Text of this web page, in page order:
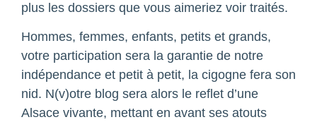
plus les dossiers que vous aimeriez voir traités.
Hommes, femmes, enfants, petits et grands,
votre participation sera la garantie de notre
indépendance et petit à petit, la cigogne fera son
nid. N(v)otre blog sera alors le reflet d’une
Alsace vivante, mettant en avant ses atouts